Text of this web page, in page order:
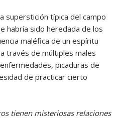
superstición típica del campo
habría sido heredada de los
maléfica de un espíritu
través de múltiples males
picaduras de
de practicar cierto
tienen misteriosas relaciones